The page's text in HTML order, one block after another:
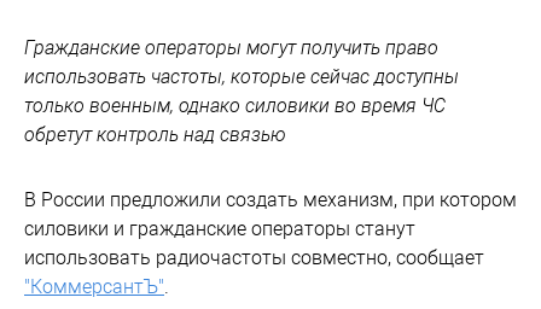
Гражданские операторы могут получить право
использовать частоты, которые сейчас доступны
только военным, однако силовики во время ЧС
обретут контроль над связью
В России предложили создать механизм, при котором
силовики и гражданские операторы станут
использовать радиочастоты совместно, сообщает
"КоммерсантЪ"